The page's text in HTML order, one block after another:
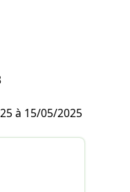
à 15/05/2025